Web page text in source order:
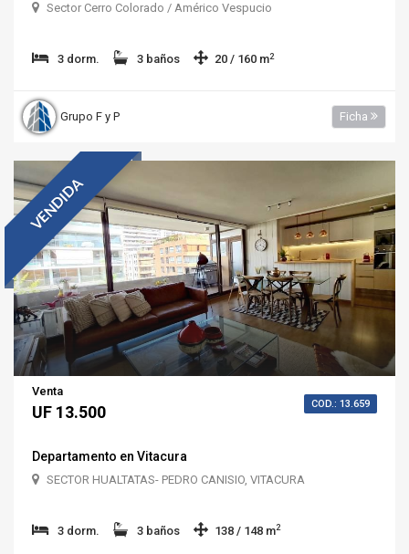
Sector Cerro Colorado / Américo Vespucio
3 dorm. 3 baños 20 / 160 m2
Grupo F y P Ficha
VENDIDA
Venta
UF 13.500 COD.: 13.659
Departamento en Vitacura
SECTOR HUALTATAS- PEDRO CANISIO, VITACURA
3 dorm. 3 baños 138 / 148 m2